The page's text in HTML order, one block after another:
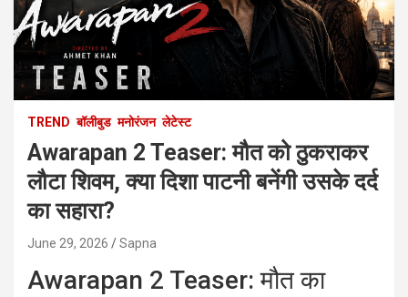
TREND बॉलीबुड मनोरंजन लेटेस्ट
Awarapan 2 Teaser: मौत को ठुकराकर
लौटा शिवम, क्या दिशा पाटनी बनेंगी उसके दर्द
का सहारा?
June 29, 2026 Sapna
Awarapan 2 Teaser: मौत का